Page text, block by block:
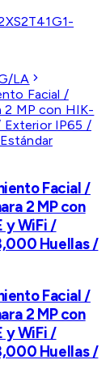
LA
Facial /
2 MP con
y WiFi /
Huellas /
Facial /
2 MP con
y WiFi /
Huellas /